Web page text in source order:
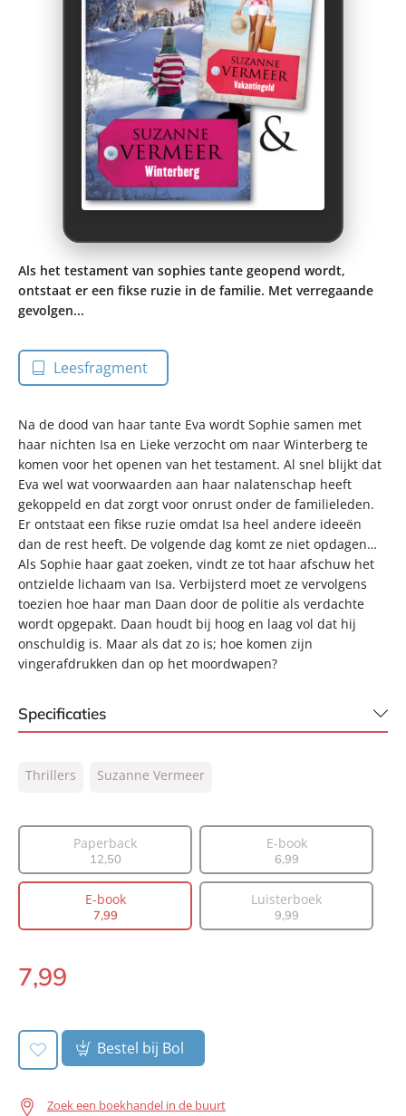
Als het testament van sophies tante geopend wordt,
ontstaat er een fikse ruzie in de familie. Met verregaande
gevolgen...
Leesfragment
Na de dood van haar tante Eva wordt Sophie samen met
haar nichten Isa en Lieke verzocht om naar Winterberg te
komen voor het openen van het testament. Al snel blijkt dat
Eva wel wat voorwaarden aan haar nalatenschap heeft
gekoppeld en dat zorgt voor onrust onder de familieleden.
Er ontstaat een fikse ruzie omdat Isa heel andere ideeën
dan de rest heeft. De volgende dag komt ze niet opdagen…
Als Sophie haar gaat zoeken, vindt ze tot haar afschuw het
ontzielde lichaam van Isa. Verbijsterd moet ze vervolgens
toezien hoe haar man Daan door de politie als verdachte
wordt opgepakt. Daan houdt bij hoog en laag vol dat hij
onschuldig is. Maar als dat zo is; hoe komen zijn
vingerafdrukken dan op het moordwapen?
Specificaties
NUR:
332
Auteur(s):
Suzanne Vermeer
Aantal pagina's:
298
A.W. Bruna Uitgevers
Thrillers Suzanne Vermeer
Paperback
12,50
E-book
6,99
E-book
7,99
Luisterboek
9,99
E-
7,99
Bestel bij Bol
Zoek een boekhandel in de buurt